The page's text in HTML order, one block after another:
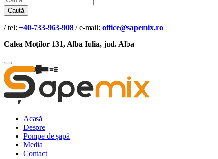
Caută
/ tel: +40-733-963-908 / e-mail: office@sapemix.ro
Calea Moților 131, Alba Iulia, jud. Alba
Acasă
Despre
Pompe de șapă
Media
Contact